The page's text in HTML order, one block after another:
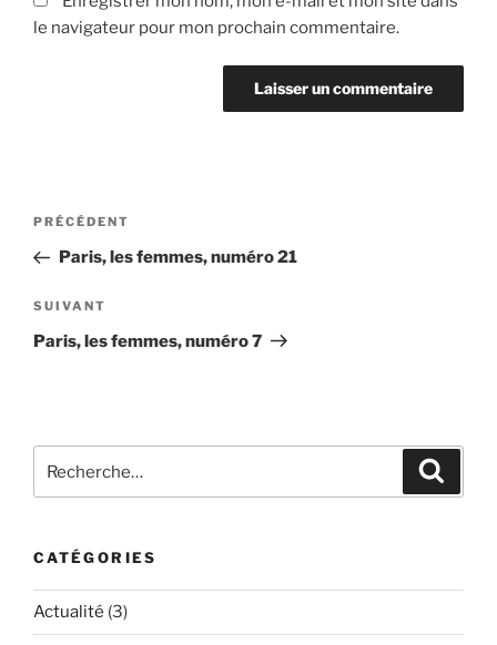
le navigateur pour mon prochain commentaire.
Navigation
l’article
Article
précédent
PRÉCÉDENT
Paris, les femmes, numéro 21
Article
suivant
SUIVANT
Paris, les femmes, numéro 7
pour
CATÉGORIES
Actualité (3)